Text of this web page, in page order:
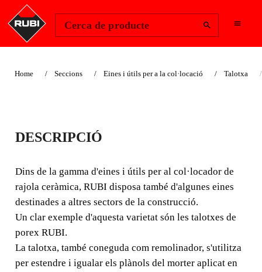
Cerca de producte
Home Seccions Eines i útils per a la col·locació Talotxa
TALOTXA DE
POREX
Dins de la gamma d'eines i útils per al col·locador de
rajola ceràmica, RUBI disposa també d'algunes eines
destinades a altres sectors de la construcció.
DESCRIPCIÓ
Dins de la gamma d'eines i útils per al col·locador de
rajola ceràmica, RUBI disposa també d'algunes eines
destinades a altres sectors de la construcció.
Un clar exemple d'aquesta varietat són les talotxes de
porex RUBI.
La talotxa, també coneguda com remolinador, s'utilitza
per estendre i igualar els plànols del morter aplicat en